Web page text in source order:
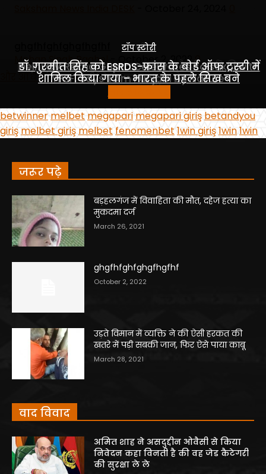
जरूर पढ़े
बड़हलगंज में विवाहिता की मौत, दहेज हत्या का
मुकदमा दर्ज
March 26, 2021
ghgfhfghfghgfhgfhf
October 2, 2022
उड़ते विमान में व्यक्ति ने की ऐसी हरकत की
खतरे में पड़ी सबकी जान, फिर ऐसे पाया काबू
March 28, 2021
वाद विवाद
अमित शाह ने असदुद्दीन ओवैसी से किया
निवेदन कहा विनती है की वह जेड कैटेगरी
की सुरक्षा ले ले